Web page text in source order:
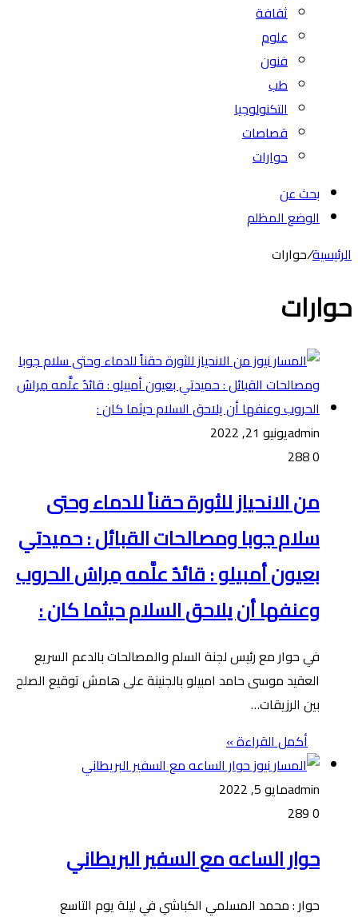
ثقافة
علوم
فنون
طب
التكنولوجيا
قصاصات
حوارات
بحث عن
الوضع المظلم
الرئيسية/حوارات
حوارات
adminيونيو 21, 2022
0
من الانحياز للثورة حقناً للدماء وحتى
سلام جوبا ومصالحات القبائل : حميدتي
بعيون أمبيلو : قائدٌ علَّمه مِراسُ الحروب
وعنفها أن يلاحق السلام حيثما كان :
في حوار مع رئيس لجنة السلم والمصالحات بالدعم السريع
العقيد موسى حامد امبيلو بالجنينة على هامش توقيع الصلح
بين الرزيقات…
أكمل القراءة »
adminمايو 5, 2022
0
حوار الساعه مع السفير البريطاني
حوار : محمد المسلمي الكباشي في ليلة يوم التاسع